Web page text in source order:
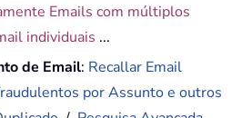
Emails com múltiplos
individuais ...
de Email: Recallar Email
por Assunto e outros